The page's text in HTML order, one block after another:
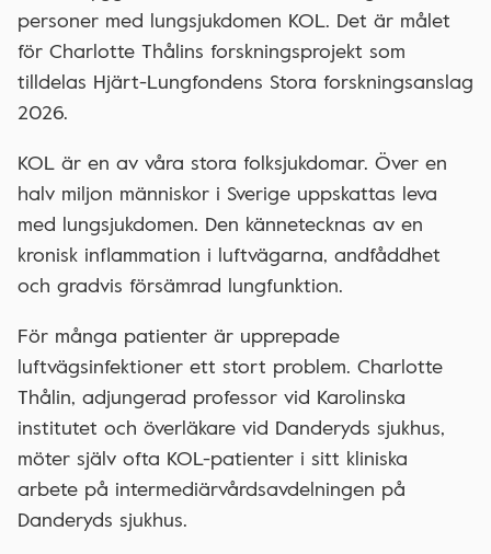
personer med lungsjukdomen KOL. Det är målet
för Charlotte Thålins forskningsprojekt som
tilldelas Hjärt-Lungfondens Stora forskningsanslag
2026.
KOL är en av våra stora folksjukdomar. Över en
halv miljon människor i Sverige uppskattas leva
med lungsjukdomen. Den kännetecknas av en
kronisk inflammation i luftvägarna, andfåddhet
och gradvis försämrad lungfunktion.
För många patienter är upprepade
luftvägsinfektioner ett stort problem. Charlotte
Thålin, adjungerad professor vid Karolinska
institutet och överläkare vid Danderyds sjukhus,
möter själv ofta KOL-patienter i sitt kliniska
arbete på intermediärvårdsavdelningen på
Danderyds sjukhus.